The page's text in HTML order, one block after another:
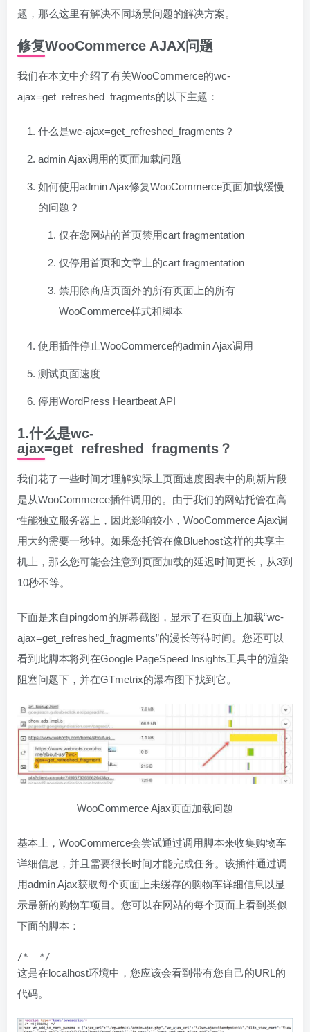
题，那么这里有解决不同场景问题的解决方案。
修复WooCommerce AJAX问题
我们在本文中介绍了有关WooCommerce的wc-
ajax=get_refreshed_fragments的以下主题：
什么是wc-ajax=get_refreshed_fragments？
admin Ajax调用的页面加载问题
如何使用admin Ajax修复WooCommerce页面加载缓慢
的问题？
仅在您网站的首页禁用cart fragmentation
仅停用首页和文章上的cart fragmentation
禁用除商店页面外的所有页面上的所有
WooCommerce样式和脚本
使用插件停止WooCommerce的admin Ajax调用
测试页面速度
停用WordPress Heartbeat API
1.什么是wc-
ajax=get_refreshed_fragments？
我们花了一些时间才理解实际上页面速度图表中的刷新片段
是从WooCommerce插件调用的。由于我们的网站托管在高
性能独立服务器上，因此影响较小，WooCommerce Ajax调
用大约需要一秒钟。如果您托管在像Bluehost这样的共享主
机上，那么您可能会注意到页面加载的延迟时间更长，从3到
10秒不等。
下面是来自pingdom的屏幕截图，显示了在页面上加载“wc-
ajax=get_refreshed_fragments”的漫长等待时间。您还可以
看到此脚本将列在Google PageSpeed Insights工具中的渲染
阻塞问题下，并在GTmetrix的瀑布图下找到它。
WooCommerce Ajax页面加载问题
基本上，WooCommerce会尝试通过调用脚本来收集购物车
详细信息，并且需要很长时间才能完成任务。该插件通过调
用admin Ajax获取每个页面上未缓存的购物车详细信息以显
示最新的购物车项目。您可以在网站的每个页面上看到类似
下面的脚本：
这是在localhost环境中，您应该会看到带有您自己的URL的
代码。